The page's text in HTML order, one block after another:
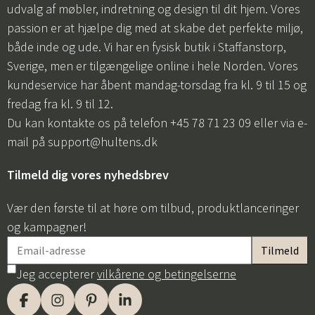
udvalg af møbler, indretning og design til dit hjem. Vores
passion er at hjælpe dig med at skabe det perfekte miljø,
både inde og ude. Vi har en fysisk butik i Staffanstorp,
Sverige, men er tilgængelige online i hele Norden. Vores
kundeservice har åbent mandag-torsdag fra kl. 9 til 15 og
fredag fra kl. 9 til 12.
Du kan kontakte os på telefon +45 78 71 23 09 eller via e-
mail på support@hultens.dk
Tilmeld dig vores nyhedsbrev
Vær den første til at høre om tilbud, produktlanceringer
og kampagner!
Jeg accepterervilkårene og betingelserne